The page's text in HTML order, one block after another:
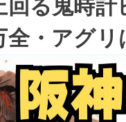
回る鬼時
全・アグリ